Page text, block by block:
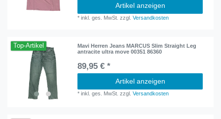
Artikel anzeigen
*inkl. ges. MwSt. zzgl.Versandkosten
Top-Artikel
Mavi Herren Jeans MARCUS Slim Straight Leg
antracite ultra move 00351 86360
89,95 € *
Artikel anzeigen
*inkl. ges. MwSt. zzgl.Versandkosten